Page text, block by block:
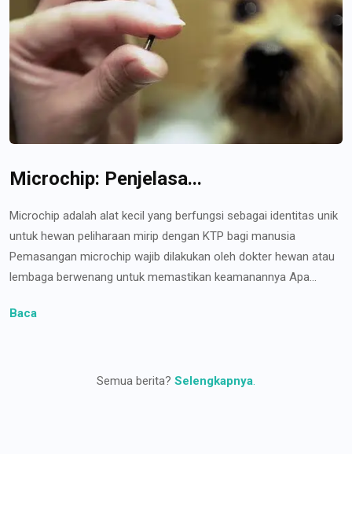
Microchip: Penjelasa...
Microchip adalah alat kecil yang berfungsi sebagai identitas unik
untuk hewan peliharaan mirip dengan KTP bagi manusia
Pemasangan microchip wajib dilakukan oleh dokter hewan atau
lembaga berwenang untuk memastikan keamanannya Apa...
Baca
Semua berita? Selengkapnya.